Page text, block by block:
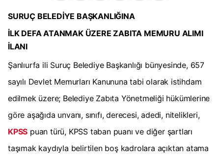
SURUÇ BELEDİYE BAŞKANLIĞINA
İLK DEFA ATANMAK ÜZERE ZABITA MEMURU ALIMI
İLANI
Şanlıurfa ili Suruç Belediye Başkanlığı bünyesinde, 657
sayılı Devlet Memurları Kanununa tabi olarak istihdam
edilmek üzere; Belediye Zabıta Yönetmeliği hükümlerine
göre aşağıda unvanı, sınıfı, derecesi, adedi, nitelikleri,
KPSS puan türü, KPSS taban puanı ve diğer şartları
taşımak kaydıyla belirtilen boş kadrolara açıktan atama